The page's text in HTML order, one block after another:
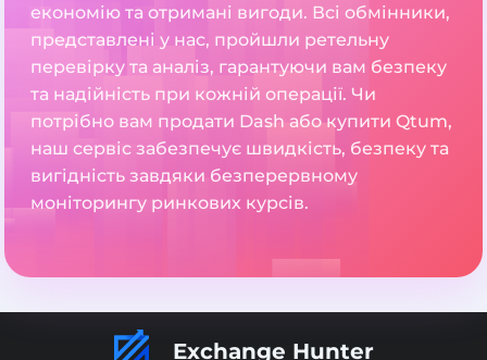
економію та отримані вигоди. Всі обмінники,
представлені у нас, пройшли ретельну
перевірку та аналіз, гарантуючи вам безпеку
та надійність при кожній операції. Чи
потрібно вам продати Dash або купити Qtum,
наш сервіс забезпечує швидкість, безпеку та
вигідність завдяки безперервному
моніторингу ринкових курсів.
Exchange Hunter